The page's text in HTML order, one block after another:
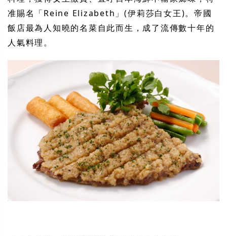
准賜名「Reine Elizabeth 」(伊莉莎白女王)。帝國
飯店最為人知曉的名菜自此而生，成了流傳數十年的
人氣料理。